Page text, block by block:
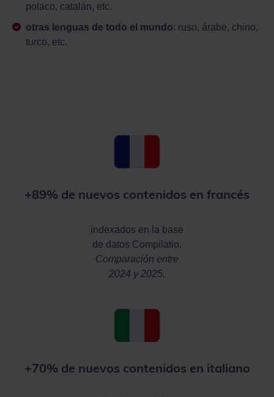
polaco, catalán, etc.
otras lenguas de todo el mundo: ruso, árabe, chino,
turco, etc.
+89% de nuevos contenidos en francés
indexados en la base
de datos Compilatio.
Comparación entre
2024 y 2025.
+70% de nuevos contenidos en italiano